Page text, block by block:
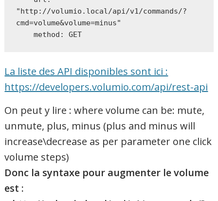
"http://volumio.local/api/v1/commands/?
cmd=volume&volume=minus"
    method: GET
La liste des API disponibles sont ici :
https://developers.volumio.com/api/rest-api
On peut y lire : where volume can be: mute,
unmute, plus, minus (plus and minus will
increase\decrease as per parameter one click
volume steps)
Donc la syntaxe pour augmenter le volume
est :